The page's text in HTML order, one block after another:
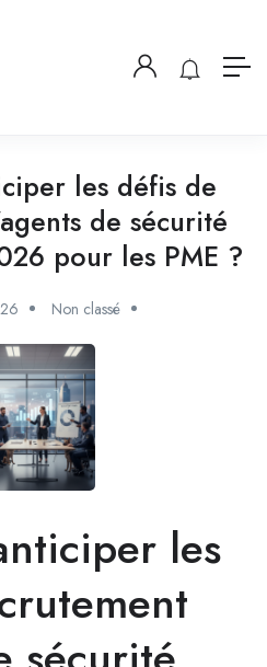
les défis de
de sécurité
pour les PME ?
Non classé
les